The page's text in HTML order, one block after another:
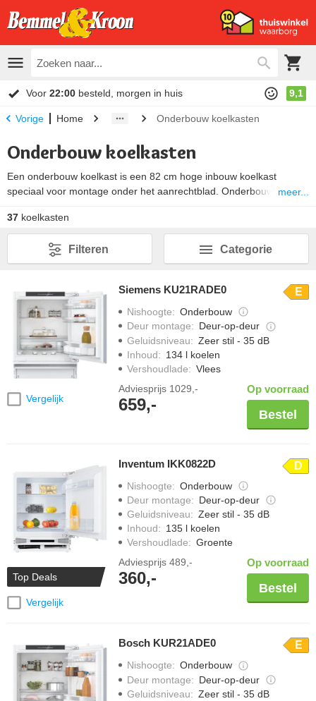
Voor 22:00 besteld, morgen in huis 9,1
Vorige Home Onderbouw koelkasten
Onderbouw koelkasten
Een onderbouw koelkast is een 82 cm hoge inbouw koelkast
speciaal voor montage onder het aanrechtblad. Onderbouw
zonder hangende kastjes in te bouwen. De inbouw koelkast
onderbouw is er met en zonder een vriesvak. Een onderbouw
koelkast zonder vriesvak combineren met een aparteinbouw
vrieskastkan natuurlijk ook.
meer...
37 koelkasten
Categorie
Filteren
Vergelijk
Siemens KU21RADE0 E
Nishoogte: Onderbouw
Deur montage: Deur-op-deur
Geluidsniveau: Zeer stil - 35 dB
Inhoud: 134 l koelen
Vershoudlade: Vlees
Adviesprijs 1029,-
659,-
Op voorraad
Bestel
Top Deals
Vergelijk
Inventum IKK0822D D
Nishoogte: Onderbouw
Deur montage: Deur-op-deur
Geluidsniveau: Zeer stil - 35 dB
Inhoud: 135 l koelen
Vershoudlade: Groente
Adviesprijs 489,-
360,-
Op voorraad
Bestel
Bosch KUR21ADE0 E
Nishoogte: Onderbouw
Deur montage: Deur-op-deur
Geluidsniveau: Zeer stil - 35 dB